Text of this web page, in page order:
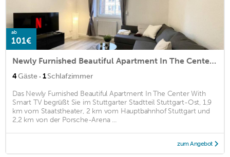
ab
101€
Newly Furnished Beautiful Apartment In The Center With Smart TV
4Gäste · 1Schlafzimmer
Das Newly Furnished Beautiful Apartment In The Center With
Smart TV begrüßt Sie im Stuttgarter Stadtteil Stuttgart-Ost, 1,9
km vom Staatstheater, 2 km vom Hauptbahnhof Stuttgart und
2,2 km von der Porsche-Arena ...
zum Angebot